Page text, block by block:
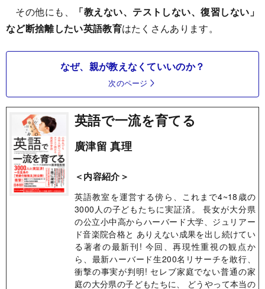
その他にも、
「教えない、テストしない、復習しない」
など断捨離したい英語教育はたくさんあります。
なぜ、親が教えなくていいのか？
次のページ
英語で一流を育てる
廣津留 真理
＜内容紹介＞
英語教室を運営する傍ら、これまで4~18歳の
3000人の子どもたちに実証済。 長女が大分県
の公立小中高からハーバード大学、ジュリアー
ド音楽院合格と ありえない成果を出し続けてい
る著者の最新刊! 今回、再現性重視の観点か
ら、最新ハーバード生200名リサーチを敢行、
衝撃の事実が判明! セレブ家庭でない普通の家
庭の大分県の子どもたちに、 どうやって本当の